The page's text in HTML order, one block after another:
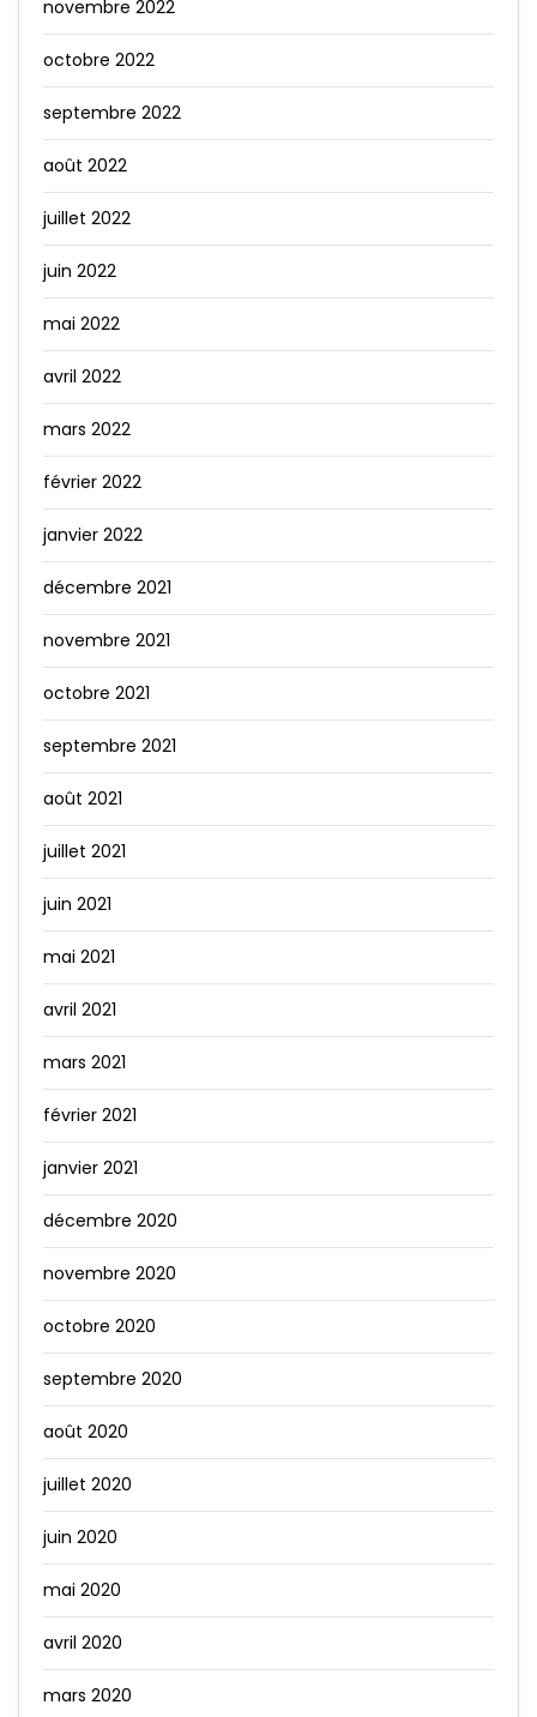
novembre 2022
octobre 2022
septembre 2022
août 2022
juillet 2022
juin 2022
mai 2022
avril 2022
mars 2022
février 2022
janvier 2022
décembre 2021
novembre 2021
octobre 2021
septembre 2021
août 2021
juillet 2021
juin 2021
mai 2021
avril 2021
mars 2021
février 2021
janvier 2021
décembre 2020
novembre 2020
octobre 2020
septembre 2020
août 2020
juillet 2020
juin 2020
mai 2020
avril 2020
mars 2020